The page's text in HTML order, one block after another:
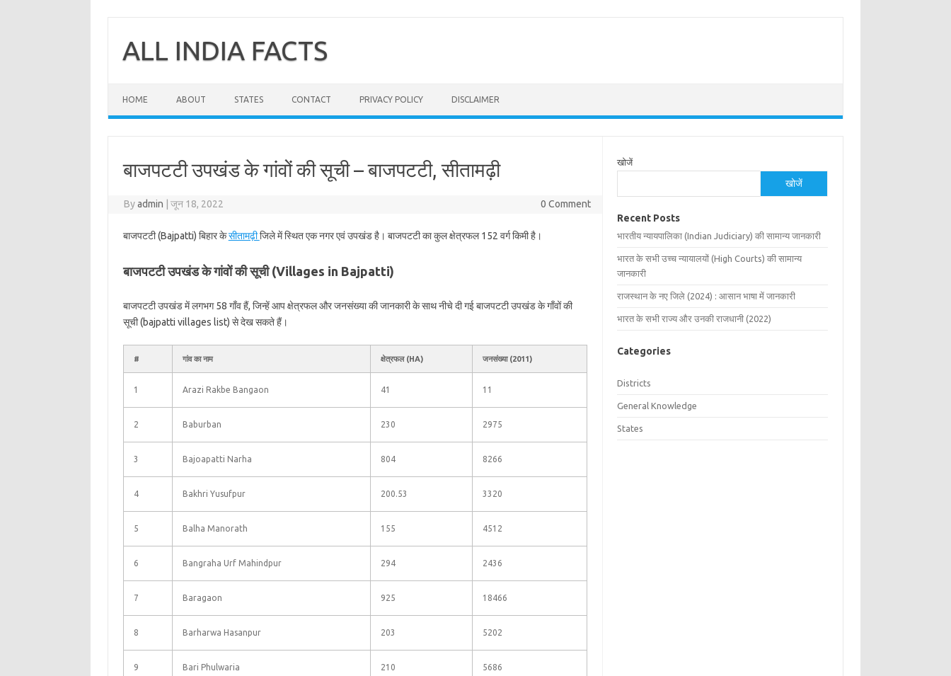
contentALL INDIA FACTS
HOME ABOUT STATES CONTACT PRIVACY POLICY DISCLAIMER
बाजपटटी उपखंड के गांवों की सूची – बाजपटटी, सीतामढ़ी
Byadmin जून 18, 2022 0 Comment
बाजपटटी (Bajpatti) बिहार केसीतामढ़ीजिले में स्थित एक नगर एवं उपखंड है। बाजपटटी का कुल क्षेत्रफल 152 वर्ग किमी है।
बाजपटटी उपखंड के गांवों की सूची (Villages in Bajpatti)
बाजपटटी उपखंड में लगभग 58 गाँव हैं, जिन्हें आप क्षेत्रफल और जनसंख्या की जानकारी के साथ नीचे दी गई बाजपटटी उपखंड के गाँवों की
सूची (bajpatti villages list) से देख सकते हैं।
# गांव का नाम क्षेत्रफल (HA) जनसंख्या (2011)
1 Arazi Rakbe Bangaon 41 11
2 Baburban 230 2975
3 Bajoapatti Narha 804 8266
4 Bakhri Yusufpur 200.53 3320
5 Balha Manorath 155 4512
6 Bangraha Urf Mahindpur 294 2436
7 Baragaon 925 18466
8 Barharwa Hasanpur 203 5202
9 Bari Phulwaria 210 5686
खोजें
खोजें
Recent Posts
भारतीय न्यायपालिका (Indian Judiciary) की सामान्य जानकारी
भारत के सभी उच्च न्यायालयों (High Courts) की सामान्य
जानकारी
राजस्थान के नए जिले (2024) : आसान भाषा में जानकारी
भारत के सभी राज्य और उनकी राजधानी (2022)
Categories
Districts
General Knowledge
States